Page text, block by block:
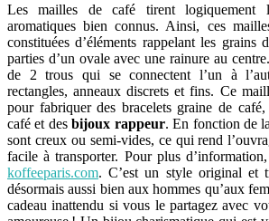
Les mailles de café tirent logiquement
aromatiques bien connus. Ainsi, ces
constituées d’éléments rappelant les grains
parties d’un ovale avec une rainure au
de 2 trous qui se connectent l’un à
rectangles, anneaux discrets et fins. Ce
pour fabriquer des bracelets graine de
café et desbijoux rappeur. En fonction de
sont creux ou semi-vides, ce qui rend
facile à transporter. Pour plus
koffeeparis.com. C’est un style original et
désormais aussi bien aux hommes qu’aux
cadeau inattendu si vous le partagez avec